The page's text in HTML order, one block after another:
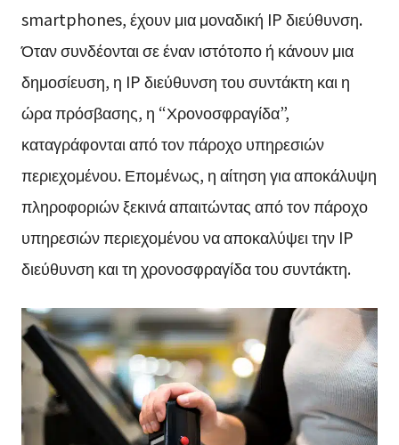
smartphones, έχουν μια μοναδική IP διεύθυνση.
Όταν συνδέονται σε έναν ιστότοπο ή κάνουν μια
δημοσίευση, η IP διεύθυνση του συντάκτη και η
ώρα πρόσβασης, η “Χρονοσφραγίδα”,
καταγράφονται από τον πάροχο υπηρεσιών
περιεχομένου. Επομένως, η αίτηση για αποκάλυψη
πληροφοριών ξεκινά απαιτώντας από τον πάροχο
υπηρεσιών περιεχομένου να αποκαλύψει την IP
διεύθυνση και τη χρονοσφραγίδα του συντάκτη.